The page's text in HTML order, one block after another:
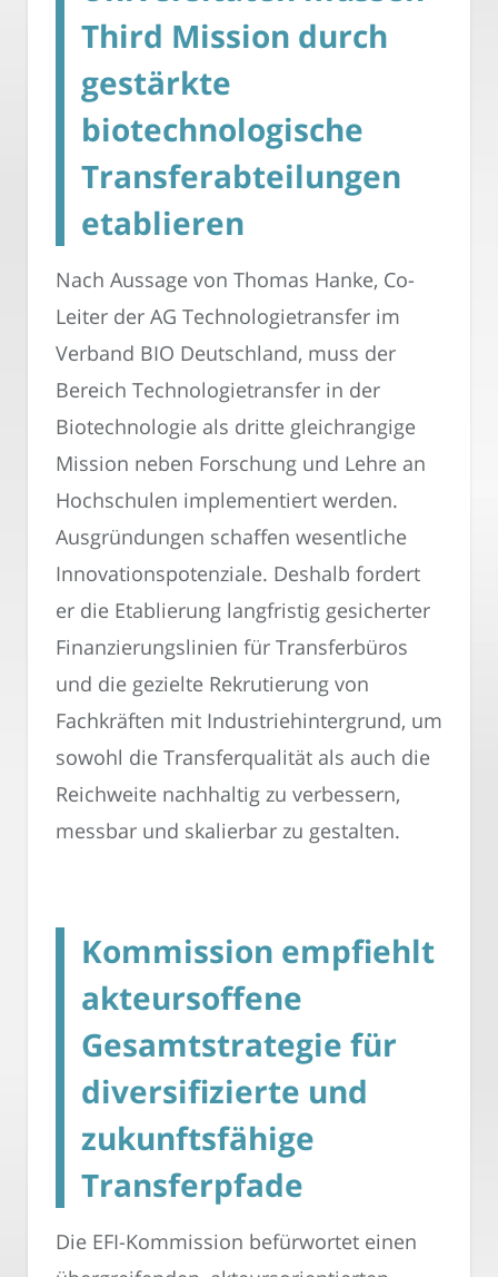
Third Mission durch
gestärkte
biotechnologische
Transferabteilungen
etablieren
Nach Aussage von Thomas Hanke, Co-
Leiter der AG Technologietransfer im
Verband BIO Deutschland, muss der
Bereich Technologietransfer in der
Biotechnologie als dritte gleichrangige
Mission neben Forschung und Lehre an
Hochschulen implementiert werden.
Ausgründungen schaffen wesentliche
Innovationspotenziale. Deshalb fordert
er die Etablierung langfristig gesicherter
Finanzierungslinien für Transferbüros
und die gezielte Rekrutierung von
Fachkräften mit Industriehintergrund, um
sowohl die Transferqualität als auch die
Reichweite nachhaltig zu verbessern,
messbar und skalierbar zu gestalten.
Kommission empfiehlt
akteursoffene
Gesamtstrategie für
diversifizierte und
zukunftsfähige
Transferpfade
Die EFI-Kommission befürwortet einen